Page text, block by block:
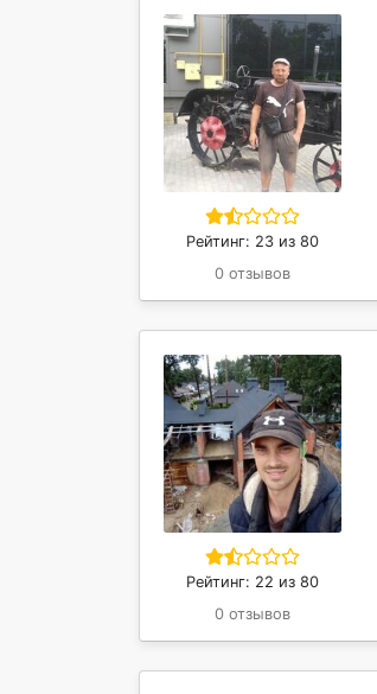
Рейтинг: 23 из 80
0 отзывов
Рейтинг: 22 из 80
0 отзывов